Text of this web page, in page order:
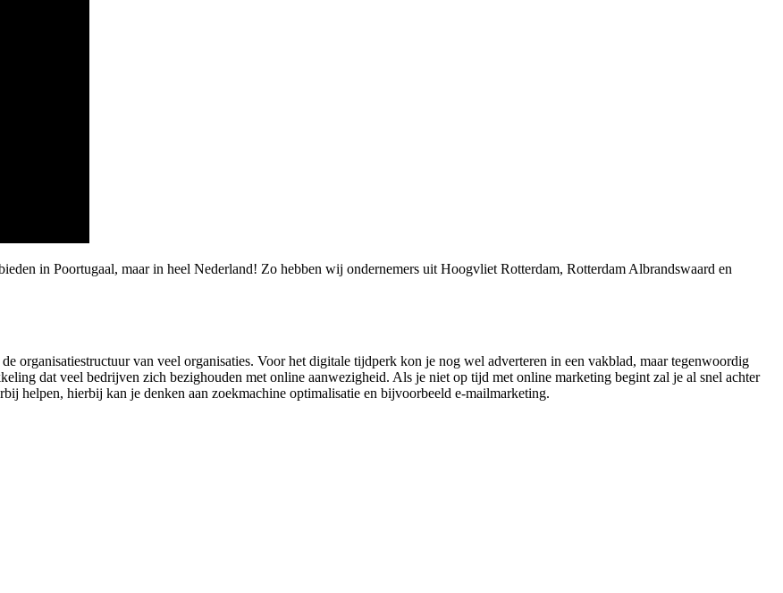
in Poortugaal, maar in heel Nederland! Zo hebben wij ondernemers uit Hoogvliet Rotterdam, Rotterdam Albrandswaard en
organisatiestructuur van veel organisaties. Voor het digitale tijdperk kon je nog wel adverteren in een vakblad, maar tegenwoordig
dat veel bedrijven zich bezighouden met online aanwezigheid. Als je niet op tijd met online marketing begint zal je al snel achter
helpen, hierbij kan je denken aan zoekmachine optimalisatie en bijvoorbeeld e-mailmarketing.